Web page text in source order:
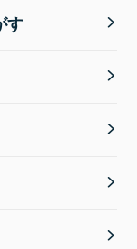
す